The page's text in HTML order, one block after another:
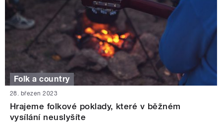
Folk a country
28. březen 2023
Hrajeme folkové poklady, které v běžném
vysílání neuslyšíte